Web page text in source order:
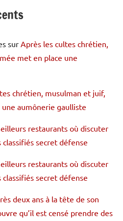
sur Après les cultes chrétien,
met en place une
chrétien, musulman et juif,
aumônerie gaulliste
restaurants où discuter
secret défense
restaurants où discuter
secret défense
deux ans à la tête de son
qu’il est censé prendre des